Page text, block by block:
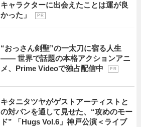
キャラクターに出会えたことは運が良
かった」
P R
“おっさん剣聖”の一太刀に宿る人生
―― 世界で話題の本格アクションアニ
メ、Prime Videoで独占配信中
P R
キタニタツヤがゲストアーティストと
の対バンを通して見せた、“攻めのモー
ド” 「Hugs Vol.6」神戸公演＜ライブ